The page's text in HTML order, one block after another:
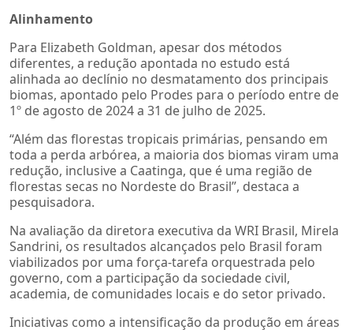
Alinhamento
Para Elizabeth Goldman, apesar dos métodos
diferentes, a redução apontada no estudo está
alinhada ao declínio no desmatamento dos principais
biomas, apontado pelo Prodes para o período entre de
1º de agosto de 2024 a 31 de julho de 2025.
“Além das florestas tropicais primárias, pensando em
toda a perda arbórea, a maioria dos biomas viram uma
redução, inclusive a Caatinga, que é uma região de
florestas secas no Nordeste do Brasil”, destaca a
pesquisadora.
Na avaliação da diretora executiva da WRI Brasil, Mirela
Sandrini, os resultados alcançados pelo Brasil foram
viabilizados por uma força-tarefa orquestrada pelo
governo, com a participação da sociedade civil,
academia, de comunidades locais e do setor privado.
Iniciativas como a intensificação da produção em áreas